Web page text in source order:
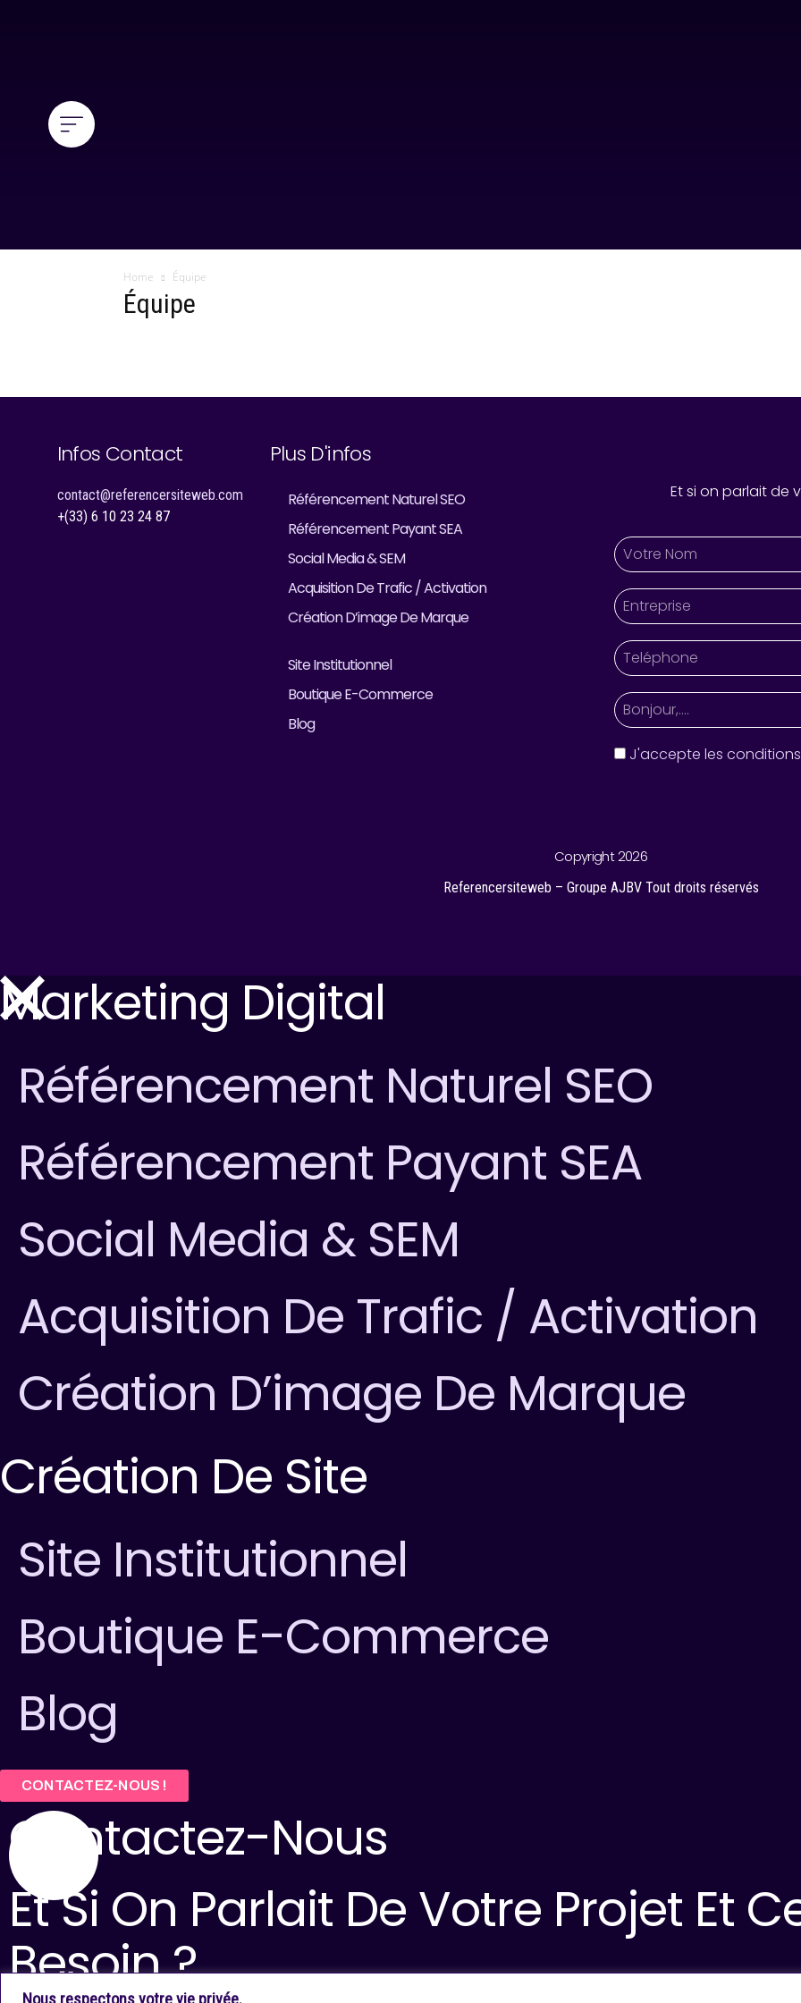
Nous respectons votre vie privée.
Home Équipe
Équipe
Infos Contact
contact@referencersiteweb.com
+(33) 6 10 23 24 87
Plus D'infos
Référencement Naturel SEO
Référencement Payant SEA
Social Media & SEM
Acquisition De Trafic / Activation
Création D’image De Marque
Site Institutionnel
Boutique E-Commerce
Blog
Et si on parlait de
J'accepte les
Copyright 2026
Referencersiteweb – Groupe AJBV Tout droits réservés
Marketing Digital
Référencement Naturel SEO
Référencement Payant SEA
Social Media & SEM
Acquisition De Trafic / Activation
Création D’image De Marque
Création De Site
Site Institutionnel
Boutique E-Commerce
Blog
CONTACTEZ-NOUS !
Contactez-Nous
Et Si On Parlait De Votre Projet Et
Besoin ?